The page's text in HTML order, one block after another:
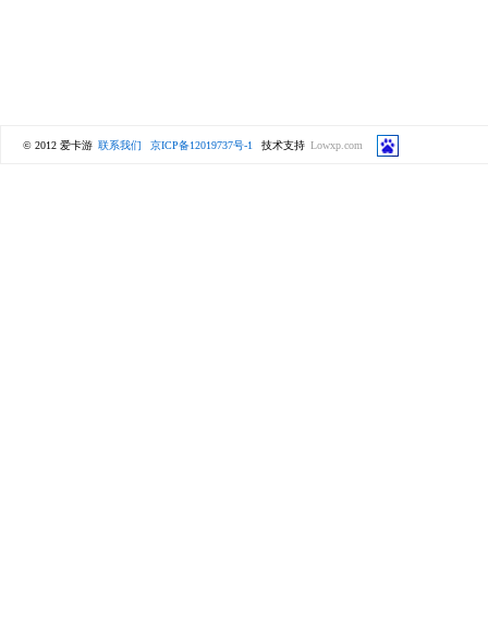
© 2012 爱卡游 联系我们 京ICP备12019737号-1 技术支持 Lowxp.com